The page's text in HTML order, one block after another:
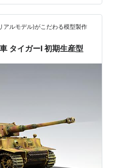
魅了されますねぇ。 部隊
す。 キャノピーや、フラッ
交換可能となっています。
で汚し塗装などはしていま
アルモデル)がこだわる模型製作
タイガーI 初期生産型